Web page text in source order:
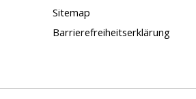
Sitemap
Barrierefreiheitserklärung